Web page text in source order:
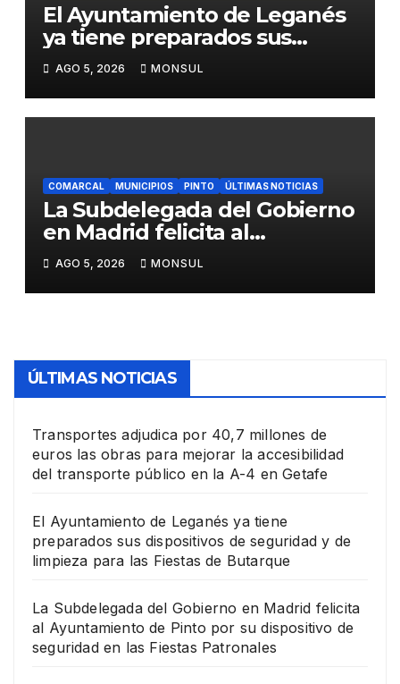
El Ayuntamiento de Leganés
ya tiene preparados sus
dispositivos de seguridad y
de limpieza para las Fiestas
de Butarque
AGO 5, 2026 MONSUL
COMARCAL MUNICIPIOS PINTO ÚLTIMAS NOTICIAS
La Subdelegada del Gobierno
en Madrid felicita al
Ayuntamiento de Pinto por
su dispositivo de seguridad
en las Fiestas Patronales
AGO 5, 2026 MONSUL
ÚLTIMAS NOTICIAS
Transportes adjudica por 40,7 millones de
euros las obras para mejorar la accesibilidad
del transporte público en la A-4 en Getafe
El Ayuntamiento de Leganés ya tiene
preparados sus dispositivos de seguridad y de
limpieza para las Fiestas de Butarque
La Subdelegada del Gobierno en Madrid felicita
al Ayuntamiento de Pinto por su dispositivo de
seguridad en las Fiestas Patronales